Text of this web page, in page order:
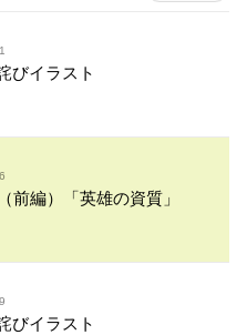
びイラスト
前編）「英雄の資質」
びイラスト